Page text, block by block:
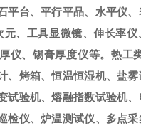
平台、平行平晶、水平仪
、工具显微镜、伸长率仪
仪、锡膏厚度仪等。热工
、烤箱、恒温恒湿机、盐
试验机、熔融指数试验机
检仪、炉温测试仪、多点